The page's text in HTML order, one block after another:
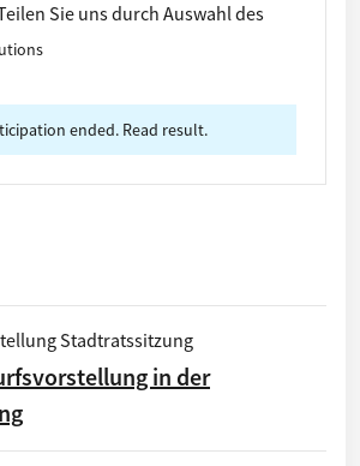
Sie uns durch Auswahl des
Stickers positive Orte / des
Ort genauer im Feld
Kreuzen Sie gerne auch passende
laden Sie ein Foto vom Ort hoch
Vielen Dank für Ihr Mitwirken!
ended. Read result.
Stadtratssitzung
in der